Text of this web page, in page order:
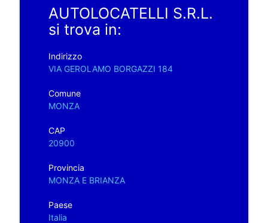
AUTOLOCATELLI S.R.L.
si trova in:
Indirizzo
VIA GEROLAMO BORGAZZI 184
Comune
MONZA
CAP
20900
Provincia
MONZA E BRIANZA
Paese
Italia